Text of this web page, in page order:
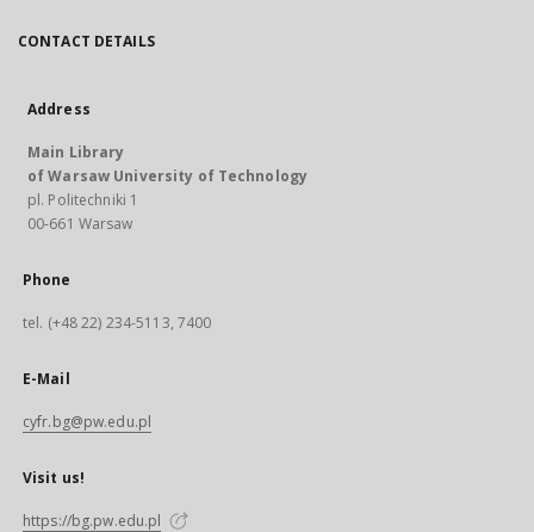
CONTACT DETAILS
Address
Main Library
of Warsaw University of Technology
pl. Politechniki 1
00-661 Warsaw
Phone
tel. (+48 22) 234-5113, 7400
E-Mail
cyfr.bg@pw.edu.pl
Visit us!
https://bg.pw.edu.pl